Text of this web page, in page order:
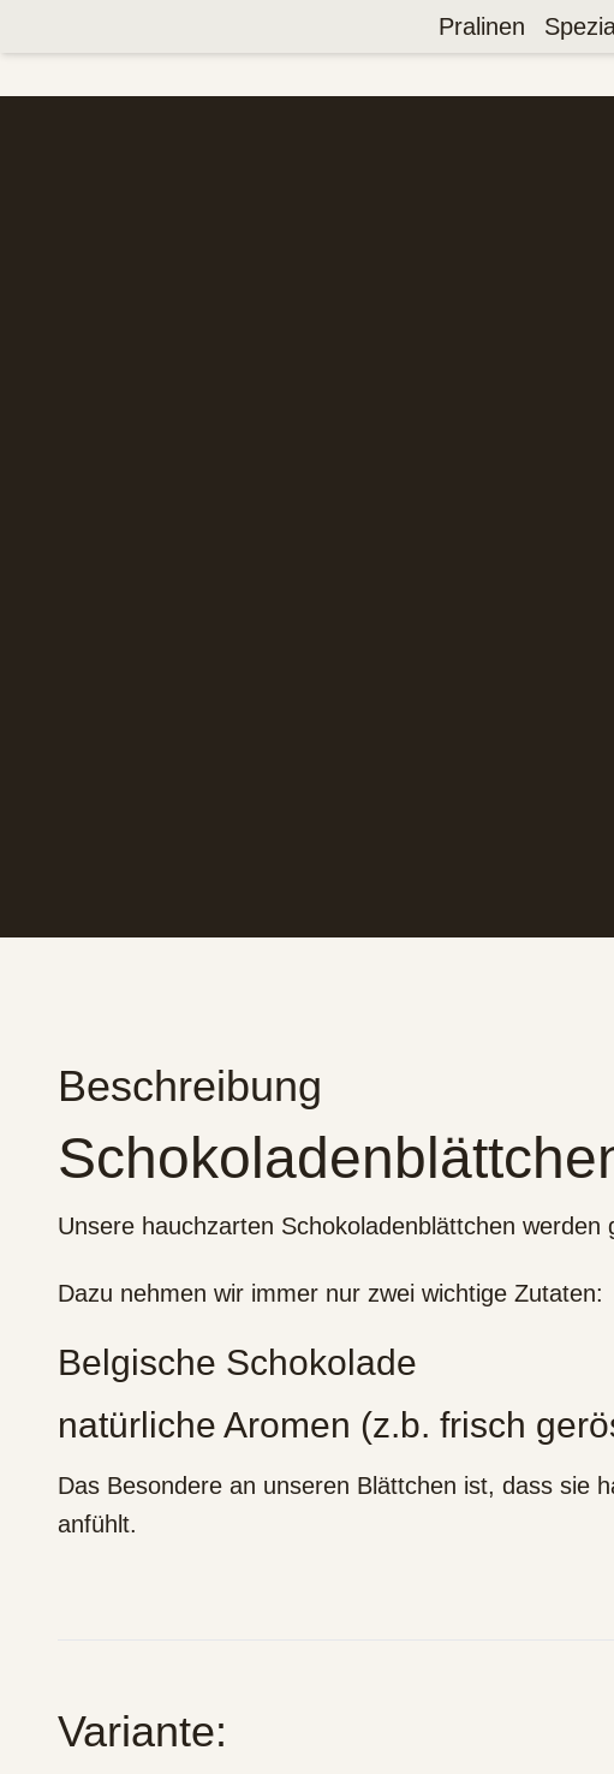
Pralinen
Beschreibung
Unsere hauchzarten Schokoladenblättchen
Dazu nehmen wir immer nur zwei wichtige Zutaten:
Belgische Schokolade
natürliche Aromen (z.b. frisch
Das Besondere an unseren Blättchen ist, dass sie
anfühlt.
Variante: